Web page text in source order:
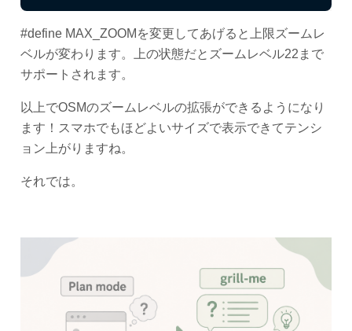
#define MAX_ZOOMを変更してあげると上限ズームレ
ベルが変わります。上の状態だとズームレベル22まで
サポートされます。
以上でOSMのズームレベルの拡張ができるようになり
ます！スマホでもほどよいサイズで表示できてテンシ
ョン上がりますね。
それでは。